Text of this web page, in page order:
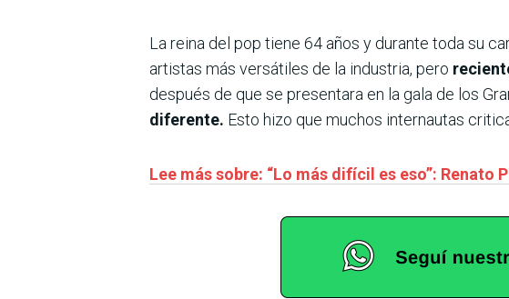
La reina del pop tiene 64 años y durante toda su
artistas más versátiles de la industria, pero
después de que se presentara en la gala de los
diferente. Esto hizo que muchos internautas
Lee más sobre: “Lo más difícil es eso”: